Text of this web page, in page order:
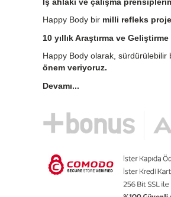
Happy Body bir milli refleks
10 yıllık Araştırma ve Geliştirme
Happy Body olarak, sürdürülebilir
önem veriyoruz.
Devamı...